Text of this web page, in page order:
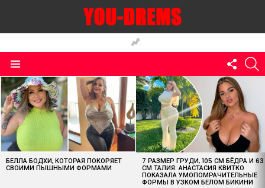
US
MOST
VIEWED
STORIES
БЕЛЛА БОДХИ, КОТОРАЯ ПОКОРЯЕТ
СВОИМИ ПЫШНЫМИ ФОРМАМИ
7 РАЗМЕР ГРУДИ, 105 СМ БЁДРА И 63
СМ ТАЛИЯ: АНАСТАСИЯ КВИТКО
ПОКАЗАЛА УМОПОМРАЧИТЕЛЬНЫЕ
ФОРМЫ В УЗКОМ БЕЛОМ БИКИНИ